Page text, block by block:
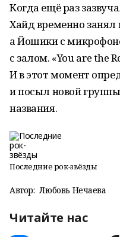
Когда ещё раз
Хайд временно
а Йошики с
с залом. «You are the
И в этот момент
и посыл новой
названия.
Последние рок-звёзды
Автор: Любовь Нечаева
Читайте нас